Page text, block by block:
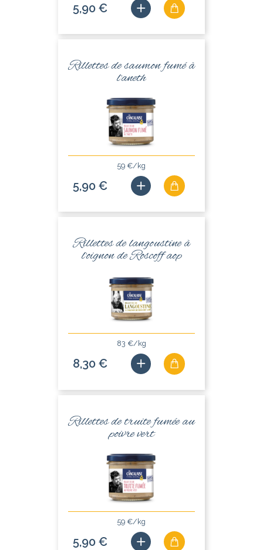
5,90 €
Rillettes de saumon fumé à
l'aneth
59 €/kg
5,90 €
Rillettes de langoustine à
l'oignon de Roscoff aop
83 €/kg
8,30 €
Rillettes de truite fumée au
poivre vert
59 €/kg
5,90 €